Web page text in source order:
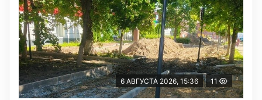
6 АВГУСТА 2026, 15:36 11